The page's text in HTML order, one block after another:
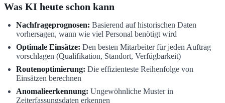
Was KI heute schon kann
Nachfrageprognosen: Basierend auf historischen Daten
vorhersagen, wann wie viel Personal benötigt wird
Optimale Einsätze: Den besten Mitarbeiter für jeden Auftrag
vorschlagen (Qualifikation, Standort, Verfügbarkeit)
Routenoptimierung: Die effizienteste Reihenfolge von
Einsätzen berechnen
Anomalieerkennung: Ungewöhnliche Muster in
Zeiterfassungsdaten erkennen